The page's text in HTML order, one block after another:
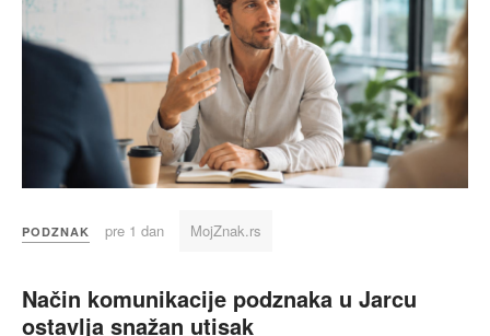
PODZNAK pre 1 dan MojZnak.rs
Način komunikacije podznaka u Jarcu
ostavlja snažan utisak